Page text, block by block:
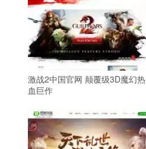
激战2中国官网 颠覆级3D魔幻热
血巨作